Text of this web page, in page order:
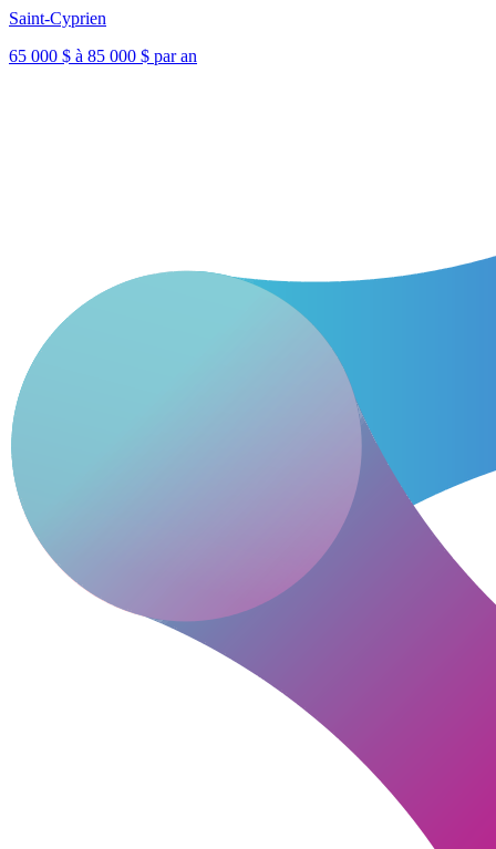
Saint-Cyprien
65 000 $ à 85 000 $ par an